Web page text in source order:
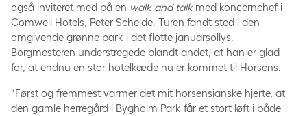
også inviteret med på en walk and talkmed koncernchef i
Comwell Hotels, Peter Schelde. Turen fandt sted i den
omgivende grønne park i det flotte januarsollys.
Borgmesteren understregede blandt andet, at han er glad
for, at endnu en stor hotelkæde nu er kommet til Horsens.
”Først og fremmest varmer det mit horsensianske hjerte, at
den gamle herregård i Bygholm Park får et stort løft i både